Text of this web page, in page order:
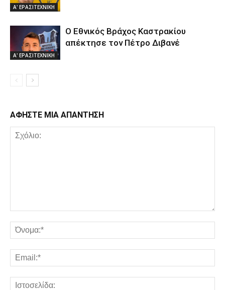
Α' ΕΡΑΣΙΤΕΧΝΙΚΗ
Α' ΕΡΑΣΙΤΕΧΝΙΚΗ
Ο Εθνικός Βράχος Καστρακίου
απέκτησε τον Πέτρο Διβανέ
ΑΦΗΣΤΕ ΜΙΑ ΑΠΑΝΤΗΣΗ